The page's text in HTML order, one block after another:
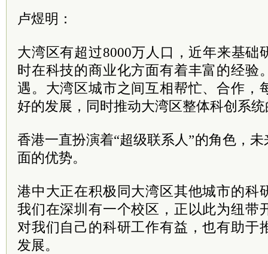
卢煜明：
大湾区有超过8000万人口，近年来基础
时在科技的商业化方面有着丰富的经验
遇。大湾区城市之间互相帮忙、合作，
好的发展，同时推动大湾区整体科创系
香港一直扮演着“超级联系人”的角色，
面的优势。
港中大正在积极同大湾区其他城市的科
我们在深圳有一个校区，正以此为纽带
对我们自己的科研工作有益，也有助于
发展。